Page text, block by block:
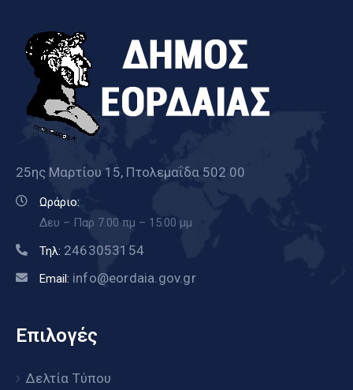
25ης Μαρτίου 15, Πτολεμαΐδα 502 00
Ωράριο:
Δευ – Παρ 7.00 πμ – 15.00 μμ
Τηλ: 2463053154
Email: info@eordaia.gov.gr
Επιλογές
Δελτία Τύπου